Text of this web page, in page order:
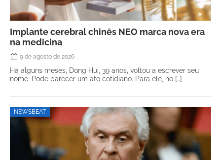
Implante cerebral chinês NEO marca nova era
na medicina
9 de agosto de 2026
Há alguns meses, Dong Hui, 39 anos, voltou a escrever seu
nome. Pode parecer um ato cotidiano. Para ele, no […]
NEWSBEAT